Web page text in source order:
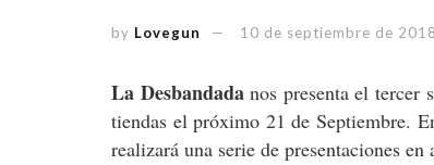
by Lovegun 10 de septiembre de 2018
La Desbandadanos presenta el tercer
tiendas el próximo 21 de Septiembre.
realizará una serie de presentaciones en